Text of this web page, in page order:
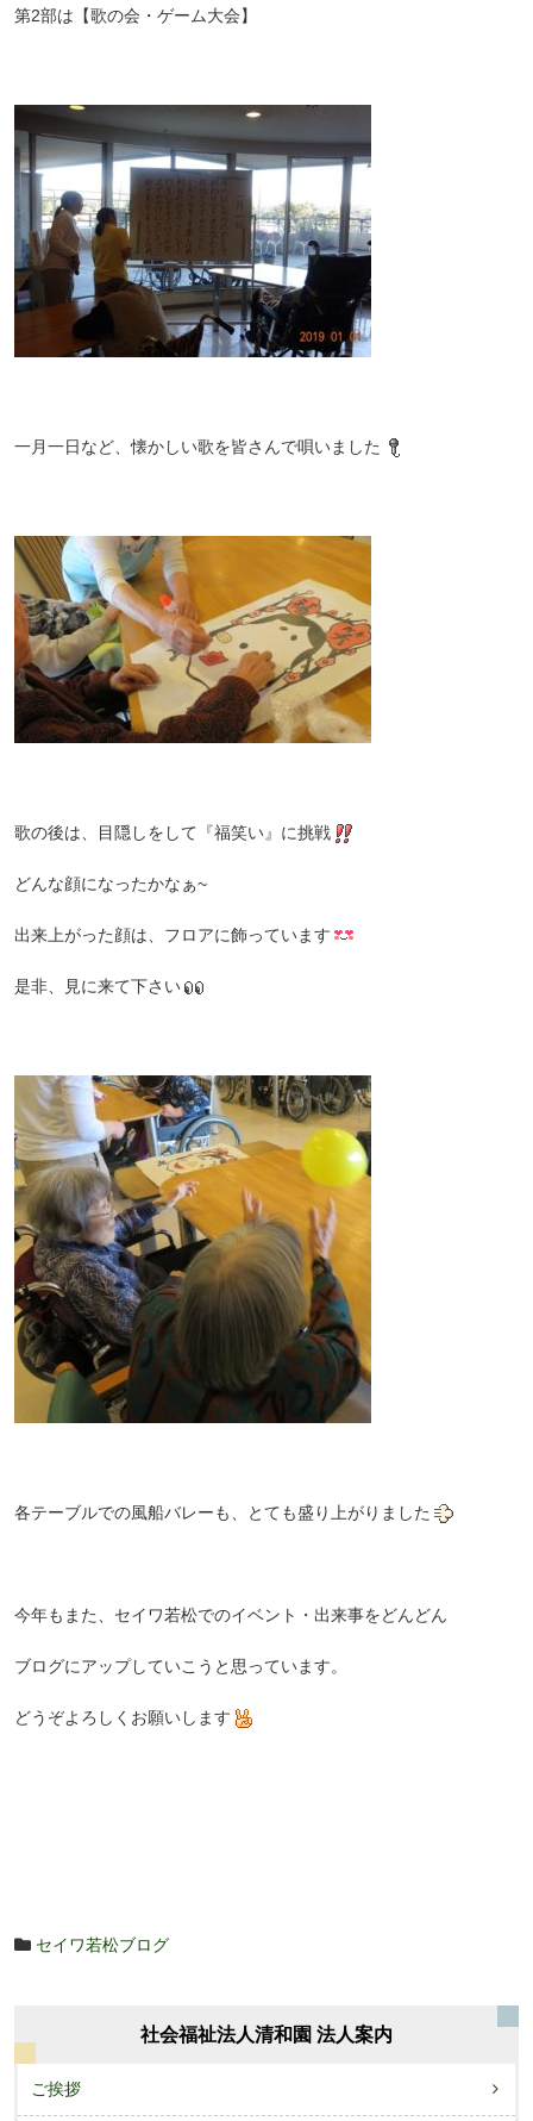
第2部は【歌の会・ゲーム大会】
一月一日など、懐かしい歌を皆さんで唄いました
歌の後は、目隠しをして『福笑い』に挑戦
どんな顔になったかなぁ~
出来上がった顔は、フロアに飾っています
是非、見に来て下さい
各テーブルでの風船バレーも、とても盛り上がりました
今年もまた、セイワ若松でのイベント・出来事をどんどん
ブログにアップしていこうと思っています。
どうぞよろしくお願いします
セイワ若松ブログ
社会福祉法人清和園 法人案内
ご挨拶